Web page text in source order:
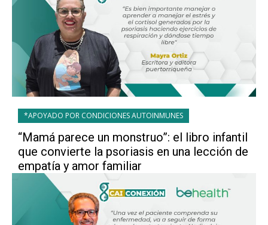
*APOYADO POR CONDICIONES AUTOINMUNES
“Mamá parece un monstruo”: el libro infantil
que convierte la psoriasis en una lección de
empatía y amor familiar